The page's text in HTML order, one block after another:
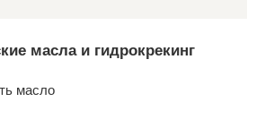
масла и гидрокрекинг
масло